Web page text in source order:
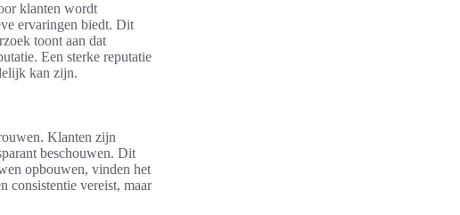
klanten wordt
ervaringen biedt. Dit
toont aan dat
Een sterke reputatie
kan zijn.
Klanten zijn
beschouwen. Dit
opbouwen, vinden het
consistentie vereist, maar